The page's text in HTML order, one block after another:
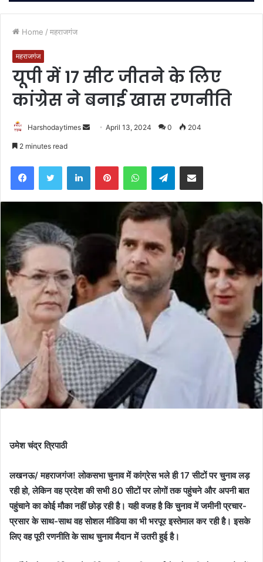
Home / महराजगंज
महराजगंज
यूपी में 17 सीट जीतने के लिए
कांग्रेस ने बनाई खास रणनीति
Harshodaytimes
SendApril 13, 2024 0 204
2 minutes read
FacebookTwitter LinkedInPinterestWhatsAppTelegramShare via Email
उमेश चंद्र त्रिपाठी
लखनऊ/ महराजगंज! लोकसभा चुनाव में कांग्रेस भले ही 17 सीटों पर चुनाव लड़
रही हो, लेकिन वह प्रदेश की सभी 80 सीटों पर लोगों तक पहुंचने और अपनी बात
पहुंचाने का कोई मौका नहीं छोड़ रही है। यही वजह है कि चुनाव में जमीनी प्रचार-
प्रसार के साथ-साथ वह सोशल मीडिया का भी भरपूर इस्तेमाल कर रही है। इसके
लिए वह पूरी रणनीति के साथ चुनाव मैदान में उतरी हुई है।